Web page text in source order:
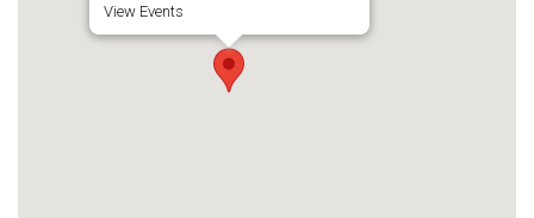
View Events